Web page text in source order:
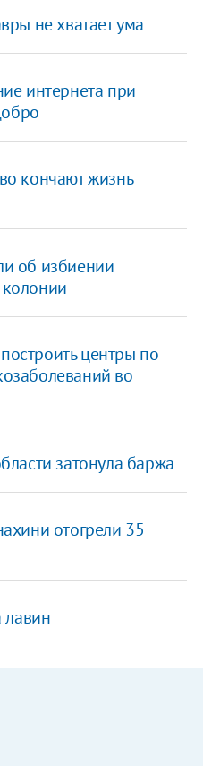
не хватает ума
интернета при
кончают жизнь
об избиении
центры по
во
затонула баржа
отогрели 35
лавин